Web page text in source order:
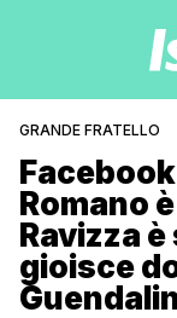
GRANDE FRATELLO
Romano
Ravizza
gioisce